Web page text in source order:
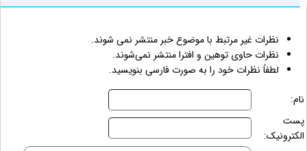
نظرات غیر مرتبط با موضوع خبر منتشر نمی شوند.
نظرات حاوی توهین و افترا منتشر نمی‌شوند.
لطفاً نظرات خود را به صورت فارسی بنویسید.
نام:
پست
الکترونیک: